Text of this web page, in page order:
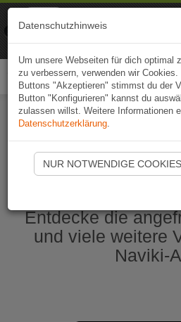
Naviki App
Entdecke die
und viele weitere
Naviki-
Datenschutzhinweis
Um unsere Webseiten für dich optimal
zu verbessern, verwenden wir
Buttons "Akzeptieren" stimmst du der
Button "Konfigurieren" kannst du
zulassen willst. Weitere Informationen
Datenschutzerklärung.
NUR NOTWENDIGE COOKIES
Naviki